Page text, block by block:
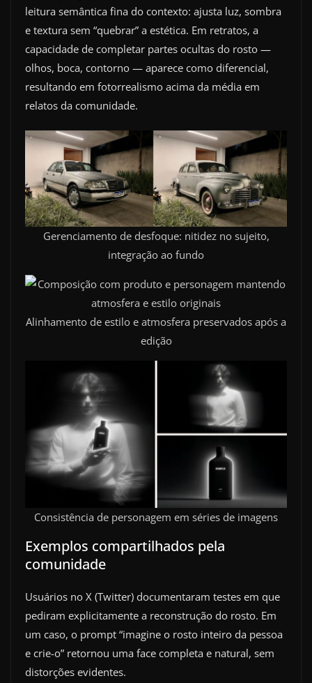
leitura semântica fina do contexto: ajusta luz, sombra
e textura sem “quebrar” a estética. Em retratos, a
capacidade de completar partes ocultas do rosto —
olhos, boca, contorno — aparece como diferencial,
resultando em fotorrealismo acima da média em
relatos da comunidade.
Gerenciamento de desfoque: nitidez no sujeito,
integração ao fundo
Alinhamento de estilo e atmosfera preservados após a
edição
Consistência de personagem em séries de imagens
Exemplos compartilhados pela
comunidade
Usuários no X (Twitter) documentaram testes em que
pediram explicitamente a reconstrução do rosto. Em
um caso, o prompt “imagine o rosto inteiro da pessoa
e crie-o” retornou uma face completa e natural, sem
distorções evidentes.